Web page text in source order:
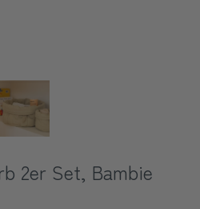
2er Set, Bambie